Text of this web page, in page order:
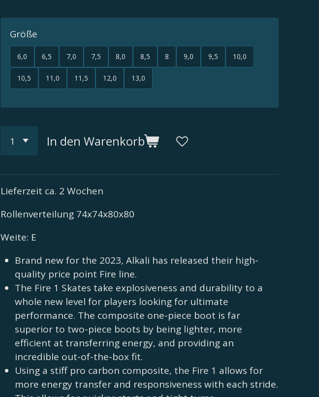
Größe
6,0 6,5 7,0 7,5 8,0 8,5 8 9,0 9,5 10,0
10,5 11,0 11,5 12,0 13,0
In den Warenkorb
Lieferzeit ca. 2 Wochen
Rollenverteilung 74x74x80x80
Weite: E
Brand new for the 2023, Alkali has released their high-
quality price point Fire line.
The Fire 1 Skates take explosiveness and durability to a
whole new level for players looking for ultimate
performance. The composite one-piece boot is far
superior to two-piece boots by being lighter, more
efficient at transferring energy, and providing an
incredible out-of-the-box fit.
Using a stiff pro carbon composite, the Fire 1 allows for
more energy transfer and responsiveness with each stride.